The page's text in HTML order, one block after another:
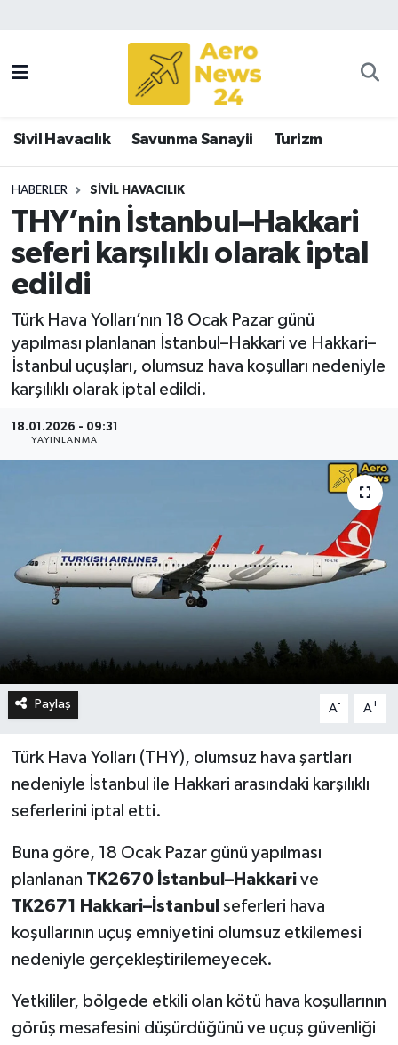
Sivil Havacılık Savunma Sanayii Turizm
HABERLER SIVIL HAVACILIK
THY’nin İstanbul–Hakkari
seferi karşılıklı olarak iptal
edildi
Türk Hava Yolları’nın 18 Ocak Pazar günü
yapılması planlanan İstanbul–Hakkari ve Hakkari–
İstanbul uçuşları, olumsuz hava koşulları nedeniyle
karşılıklı olarak iptal edildi.
18.01.2026 - 09:31
YAYINLANMA
Paylaş A- A+
Türk Hava Yolları (THY), olumsuz hava şartları
nedeniyle İstanbul ile Hakkari arasındaki karşılıklı
seferlerini iptal etti.
Buna göre, 18 Ocak Pazar günü yapılması
planlanan TK2670 İstanbul–Hakkarive
TK2671 Hakkari–İstanbul seferleri hava
koşullarının uçuş emniyetini olumsuz etkilemesi
nedeniyle gerçekleştirilemeyecek.
Yetkililer, bölgede etkili olan kötü hava koşullarının
görüş mesafesini düşürdüğünü ve uçuş güvenliği